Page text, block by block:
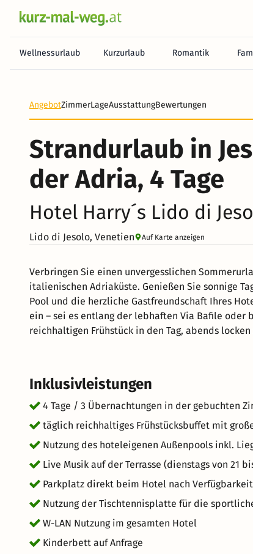
Wellnessurlaub Kurzurlaub Romantik
AngebotZimmerLageAusstattungBewertungen
Strandurlaub in
der Adria, 4 Tage
Hotel Harry´s Lido di
Lido di Jesolo, Venetien Auf Karte anzeigen
Verbringen Sie einen unvergesslichen
italienischen Adriaküste. Genießen Sie sonnige
Pool und die herzliche Gastfreundschaft Ihres
ein – sei es entlang der lebhaften Via Bafile oder
reichhaltigen Frühstück in den Tag, abends
Abwechslung sorgen Aktivitäten wie Radfahren,
Inklusivleistungen
4 Tage / 3 Übernachtungen in der gebuchten
täglich reichhaltiges Frühstücksbuffet mit
Nutzung des hoteleigenen Außenpools inkl.
Live Musik auf der Terrasse (dienstags von 21
Parkplatz direkt beim Hotel nach Verfügbarkeit
Nutzung der Tischtennisplatte für die
W-LAN Nutzung im gesamten Hotel
Kinderbett auf Anfrage